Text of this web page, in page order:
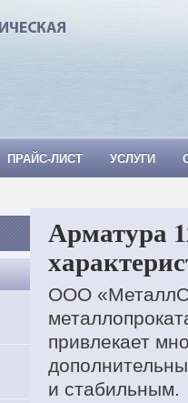
СТАЛЬНАЯ,
ПРАЙС-ЛИСТ УСЛУГИ
Арматура
ООО
привлекает
и стабильным.